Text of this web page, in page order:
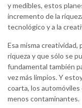
y medibles, estos
incremento de la
tecnológico y a la
Esa misma creatividad,
riqueza y que sólo se
fundamental también
vez más limpios. Y
coarta, los
menos contaminantes.